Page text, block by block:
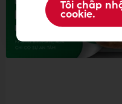
Tôi chấp
cookie.